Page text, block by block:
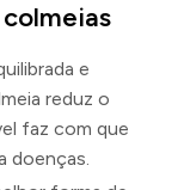
e
reduz o
faz com que
doenças.